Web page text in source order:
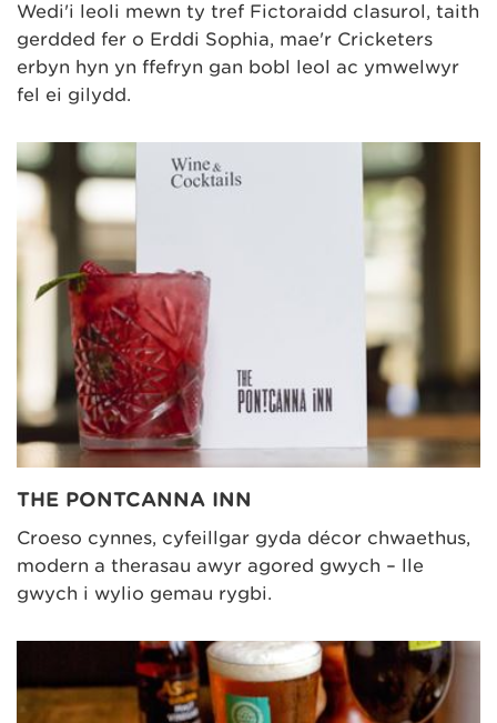
Wedi'i leoli mewn tŷ tref Fictoraidd clasurol, taith
gerdded fer o Erddi Sophia, mae'r Cricketers
erbyn hyn yn ffefryn gan bobl leol ac ymwelwyr
fel ei gilydd.
THE PONTCANNA INN
Croeso cynnes, cyfeillgar gyda décor chwaethus,
modern a therasau awyr agored gwych – lle
gwych i wylio gemau rygbi.